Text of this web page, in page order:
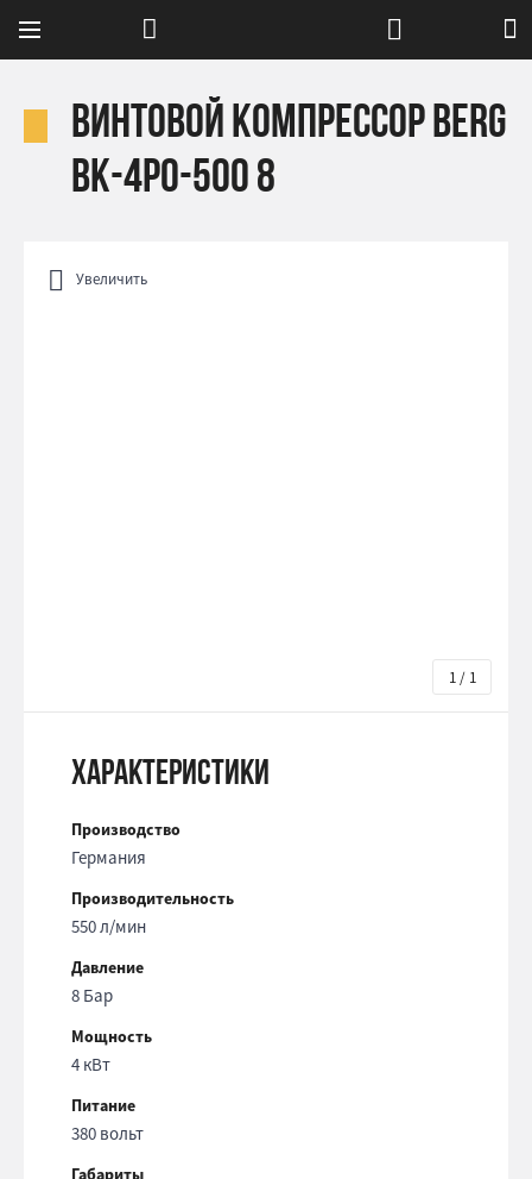
Винтовой компрессор Berg
ВК-4РО-500 8
Увеличить
1 / 1
Характеристики
Производство
Германия
Производительность
550 л/мин
Давление
8 Бар
Мощность
4 кВт
Питание
380 вольт
Габариты